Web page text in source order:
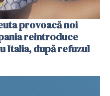
provoacă noi
reintroduce
Italia, după refuzul